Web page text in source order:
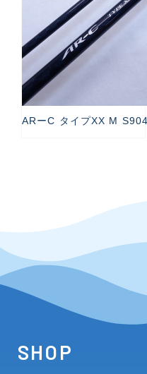
ARーC タイプXX M
SHOP